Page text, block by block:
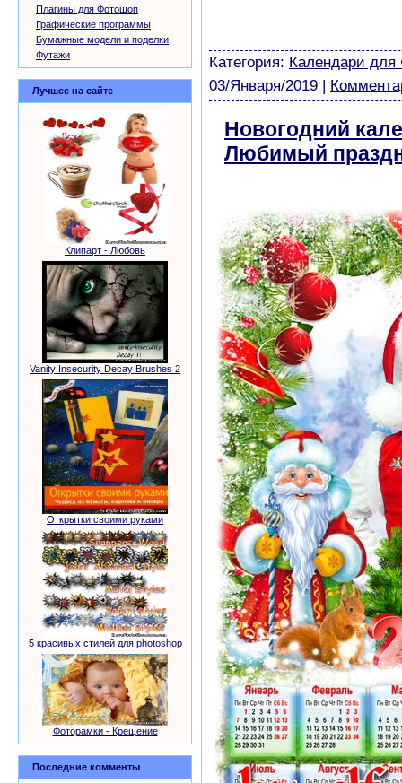
Плагины для Фотошоп
Графические программы
Бумажные модели и поделки
Футажи
Лучшее на сайте
Клипарт - Любовь
Vanity Insecurity Decay Brushes 2
Открытки своими руками
5 красивых стилей для photoshop
Фоторамки - Крещение
Последние комменты
Категория: Календари
03/Января/2019
Новогодний
Любимый